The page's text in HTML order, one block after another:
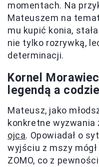
momentach. Na
Mateuszem na
mu kupić konia,
nie tylko rozrywką,
determinacji.
Kornel
legendą a
Mateusz, jako
konkretne wyzwania
ojca. Opowiadał o
wyjściu z mszy mógł
ZOMO, co z